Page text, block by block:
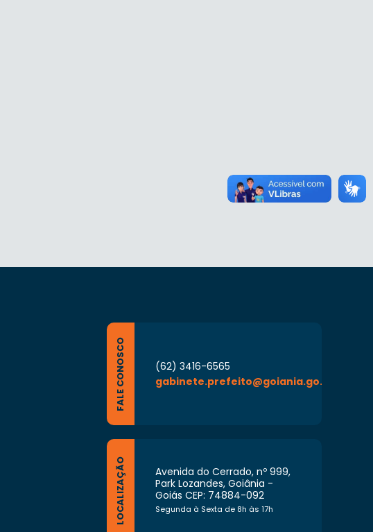
FALE CONOSCO
(62) 3416-6565
gabinete.prefeito@goiania.go.gov.br
LOCALIZAÇÃO
Avenida do Cerrado, nº 999,
Park Lozandes, Goiânia -
Goiás CEP: 74884-092
Segunda à Sexta de 8h às 17h